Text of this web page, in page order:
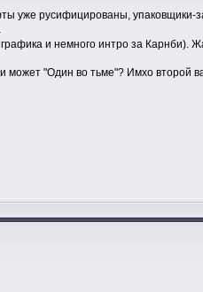
русифицированы, упаковщики-
и немного интро за Карнби).
может "Один во тьме"? Имхо второй